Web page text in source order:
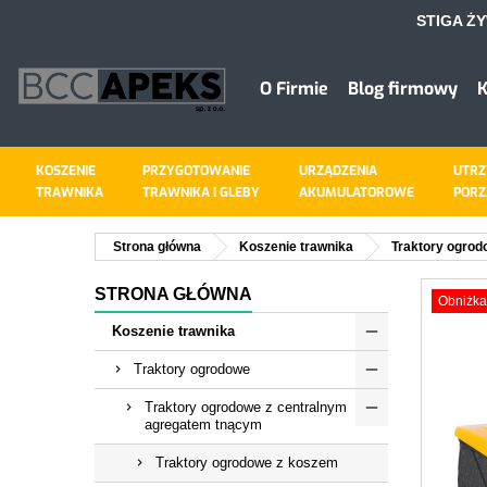
STIGA
O Firmie Blog firmowy
KOSZENIE
TRAWNIKA
PRZYGOTOWANIE
TRAWNIKA I GLEBY
URZĄDZENIA
AKUMULATOROWE
Strona główna Koszenie trawnika Traktory
STRONA GŁÓWNA
Koszenie trawnika
Traktory ogrodowe
Traktory ogrodowe z centralnym
agregatem tnącym
Traktory ogrodowe z koszem
Obniżka